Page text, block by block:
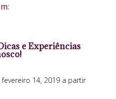
e Experiências
fevereiro 14, 2019 a partir